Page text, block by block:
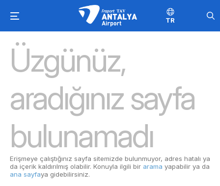
TR
Üzgünüz,
aradığınız sayfa
bulunamadı
Erişmeye çalıştığınız sayfa sitemizde bulunmuyor, adres hatalı ya
da içerik kaldırılmış olabilir. Konuyla ilgili bir arama yapabilir ya da
ana sayfaya gidebilirsiniz.